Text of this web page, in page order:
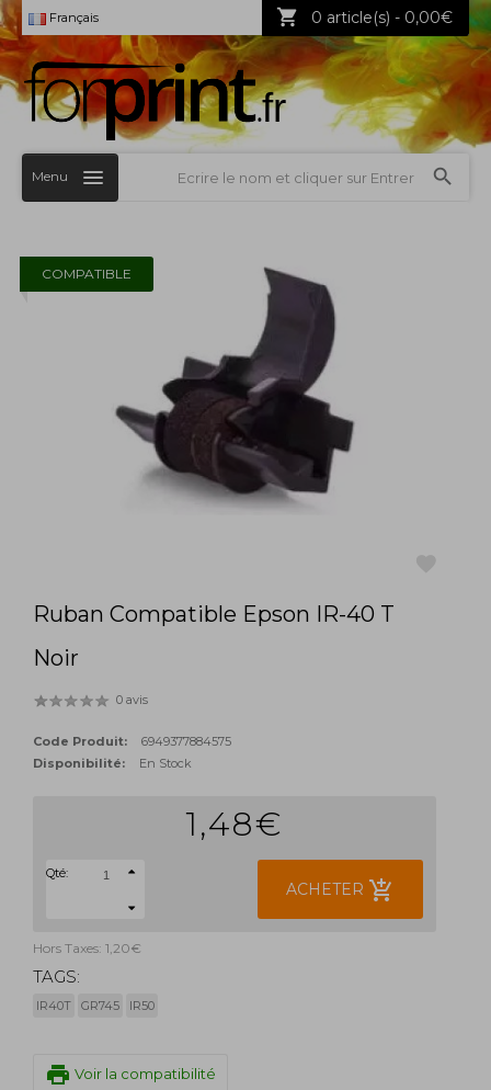
Français 0 article(s) - 0,00€
Menu
COMPATIBLE
Ruban Compatible Epson IR-40 T
Noir
0 avis
Code Produit:
6949377884575
Disponibilité:
En Stock
1,48€
Qté:
ACHETER add_shopping_cart
Hors Taxes: 1,20€
TAGS:
IR40T GR745 IR50
print Voir la compatibilité